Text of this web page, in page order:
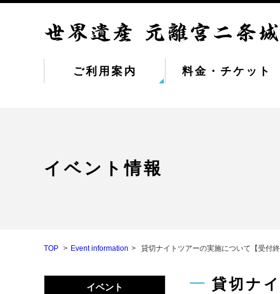
ご利用案内 料金・チケット
イベント情報
TOP Event information 貸切ナイトツアーの実施について【受付終
貸切ナ
イベント